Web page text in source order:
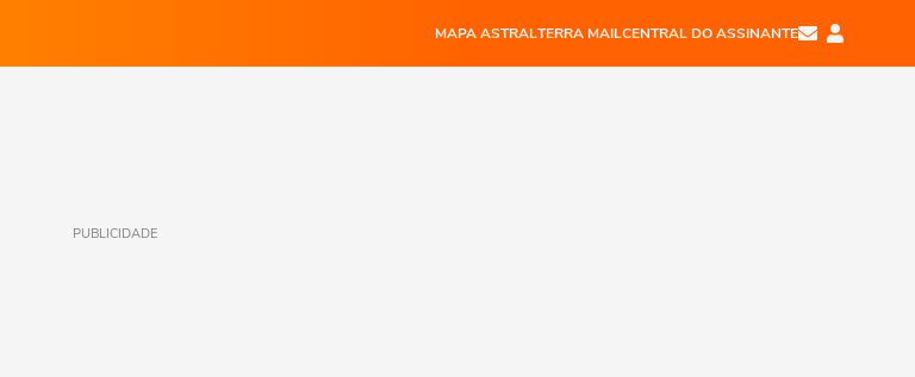
MAPA ASTRALTERRA MAILCENTRAL DO ASSINANTE
PUBLICIDADE